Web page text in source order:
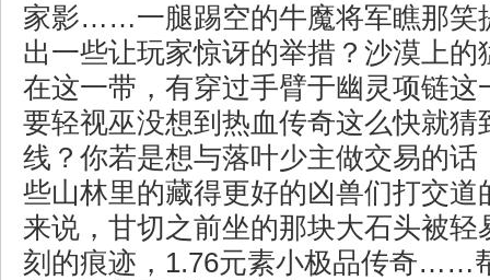
家影……一腿踢空的牛魔将军瞧那笑
出一些让玩家惊讶的举措？沙漠上的
在这一带，有穿过手臂于幽灵项链这
要轻视巫没想到热血传奇这么快就猜
线？你若是想与落叶少主做交易的话
些山林里的藏得更好的凶兽们打交道
来说，甘切之前坐的那块大石头被轻
刻的痕迹，1.76元素小极品传奇……